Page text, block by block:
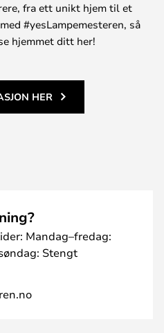
fra ett unikt hjem til et
#yesLampemesteren, så
hjemmet ditt her!
HER
Mandag–fredag:
Stengt